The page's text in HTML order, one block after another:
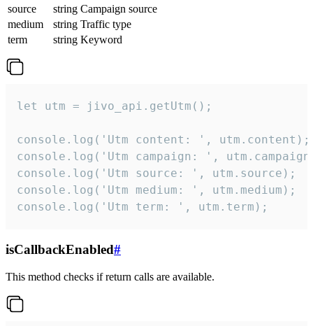
source
string Campaign source
medium
string Traffic type
term
string Keyword
let utm = jivo_api.getUtm();
console.log('Utm content: ', utm.content);
console.log('Utm campaign: ',
console.log('Utm source: ', utm.source);
console.log('Utm medium: ', utm.medium);
console.log('Utm term: ', utm.term);
isCallbackEnabled#
This method checks if return calls are available.